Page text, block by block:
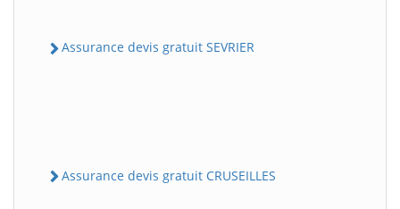
Assurance devis gratuit SEVRIER
Assurance devis gratuit CRUSEILLES